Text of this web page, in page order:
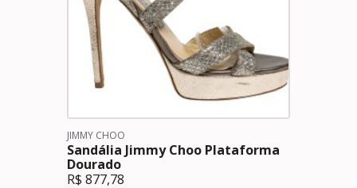
JIMMY CHOO
Sandália Jimmy Choo Plataforma
Dourado
R$ 877,78